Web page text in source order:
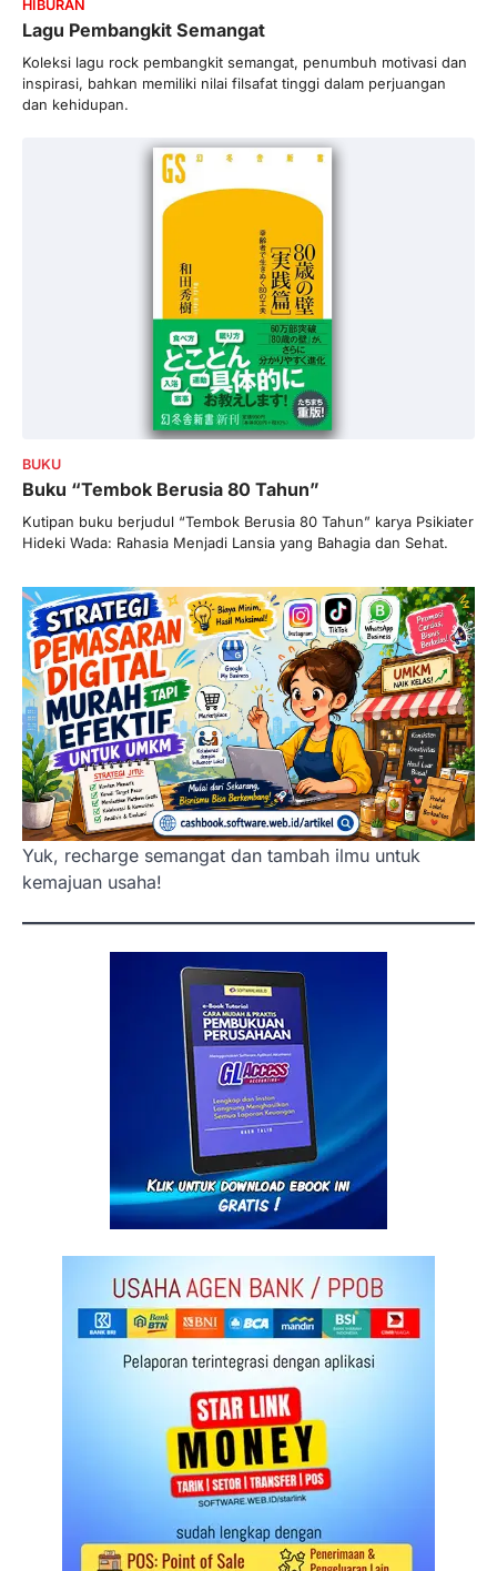
HIBURAN
Lagu Pembangkit Semangat
Koleksi lagu rock pembangkit semangat, penumbuh motivasi dan
inspirasi, bahkan memiliki nilai filsafat tinggi dalam perjuangan
dan kehidupan.
BUKU
Buku “Tembok Berusia 80 Tahun”
Kutipan buku berjudul “Tembok Berusia 80 Tahun” karya Psikiater
Hideki Wada: Rahasia Menjadi Lansia yang Bahagia dan Sehat.
Yuk, recharge semangat dan tambah ilmu untuk
kemajuan usaha!